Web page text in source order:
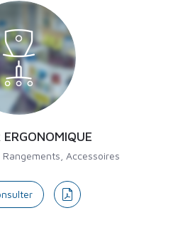
ERGONOMIQUE
Accessoires